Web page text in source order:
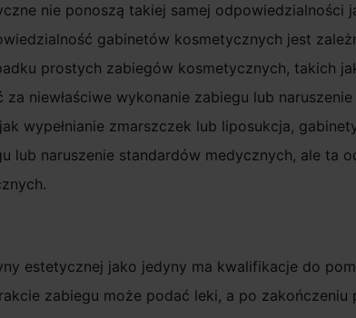
nie ponoszą takiej samej
gabinetów kosmetycznych jest
prostych zabiegów kosmetycznych, takich
za niewłaściwe wykonanie zabiegu lub
wypełnianie zmarszczek lub liposukcja,
lub naruszenie standardów medycznych, ale ta
estetycznej jako jedyny ma kwalifikacje do
zabiegu może podać leki, a po